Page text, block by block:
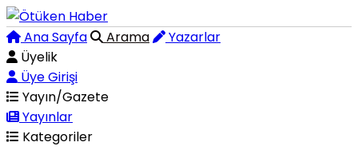
Ana Sayfa Arama
Yazarlar
Üyelik
Üye Girişi
Yayın/Gazete
Yayınlar
Kategoriler